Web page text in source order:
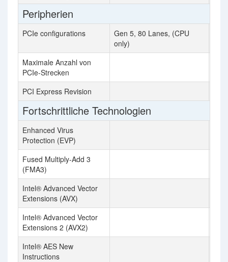
Peripherien
PCIe configurations
Gen 5, 80 Lanes, (CPU
only)
Maximale Anzahl von
PCIe-Strecken
PCI Express Revision
Fortschrittliche Technologien
Enhanced Virus
Protection (EVP)
Fused Multiply-Add 3
(FMA3)
Intel® Advanced Vector
Extensions (AVX)
Intel® Advanced Vector
Extensions 2 (AVX2)
Intel® AES New
Instructions